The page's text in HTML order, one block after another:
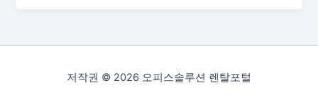
저작권 © 2026 오피스솔루션 렌탈포털